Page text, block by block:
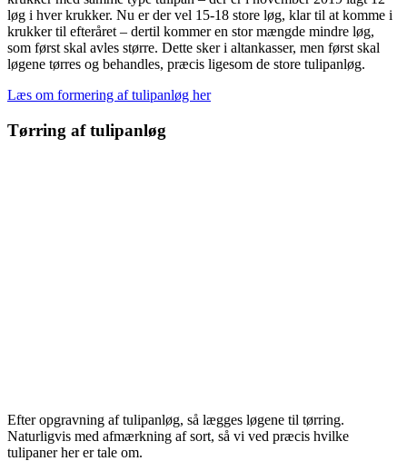
løg i hver krukker. Nu er der vel 15-18 store løg, klar til at komme i
krukker til efteråret – dertil kommer en stor mængde mindre løg,
som først skal avles større. Dette sker i altankasser, men først skal
løgene tørres og behandles, præcis ligesom de store tulipanløg.
Læs om formering af tulipanløg her
Tørring af tulipanløg
Efter opgravning af tulipanløg, så lægges løgene til tørring.
Naturligvis med afmærkning af sort, så vi ved præcis hvilke
tulipaner her er tale om.